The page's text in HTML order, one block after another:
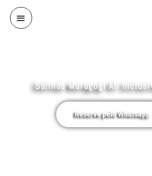
para
conteúdo
Menu
Salinas Maragogi All
Reserve pelo Whatsapp